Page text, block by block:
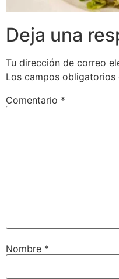
Deja una
Tu dirección de correo
Los campos obligatorios
Comentario *
Nombre *